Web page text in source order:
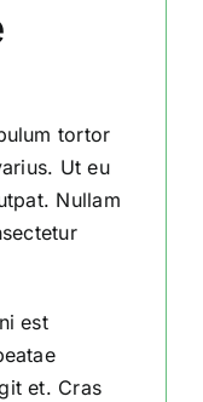
tortor
Ut eu
Nullam
est
et. Cras